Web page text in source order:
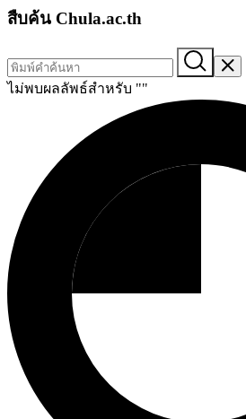
สืบค้น Chula.ac.th
ไม่พบผลลัพธ์สำหรับ ""